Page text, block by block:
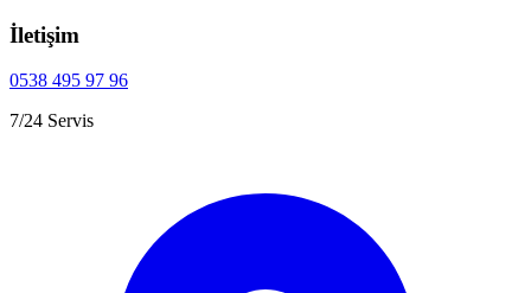
İletişim
0538 495 97 96
7/24 Servis